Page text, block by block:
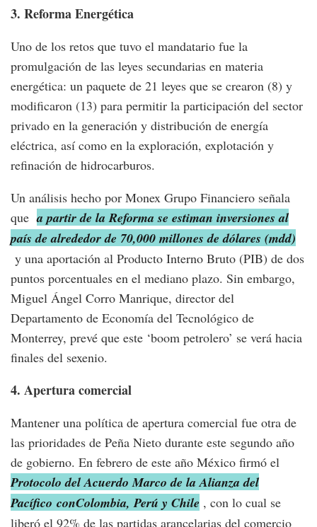
3. Reforma Energética
Uno de los retos que tuvo el mandatario fue la
promulgación de las leyes secundarias en materia
energética: un paquete de 21 leyes que se crearon (8) y
modificaron (13) para permitir la participación del sector
privado en la generación y distribución de energía
eléctrica, así como en la exploración, explotación y
refinación de hidrocarburos.
Un análisis hecho por Monex Grupo Financiero señala
que a partir de la Reforma se estiman inversiones al
país de alrededor de 70,000 millones de dólares (mdd)
y una aportación al Producto Interno Bruto (PIB) de dos
puntos porcentuales en el mediano plazo. Sin embargo,
Miguel Ángel Corro Manrique, director del
Departamento de Economía del Tecnológico de
Monterrey, prevé que este ‘boom petrolero’ se verá hacia
finales del sexenio.
4. Apertura comercial
Mantener una política de apertura comercial fue otra de
las prioridades de Peña Nieto durante este segundo año
de gobierno. En febrero de este año México firmó el
Protocolo del Acuerdo Marco de la Alianza del
Pacífico conColombia, Perú y Chile , con lo cual se
liberó el 92% de las partidas arancelarias del comercio